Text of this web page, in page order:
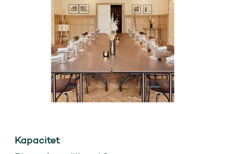
Kapacitet